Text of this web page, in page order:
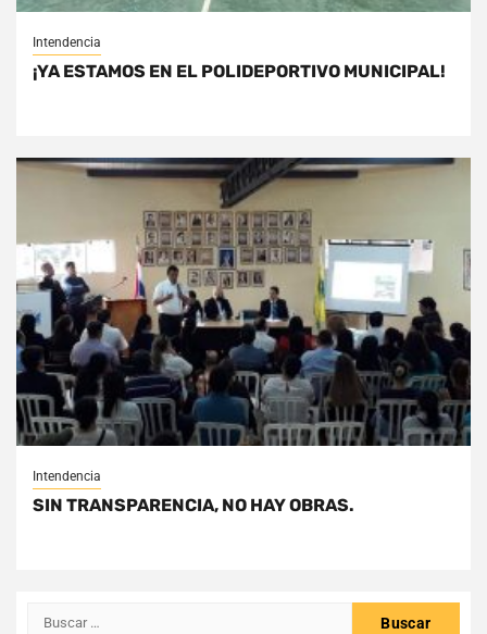
Intendencia
¡YA ESTAMOS EN EL POLIDEPORTIVO MUNICIPAL!
Intendencia
SIN TRANSPARENCIA, NO HAY OBRAS.
Buscar: